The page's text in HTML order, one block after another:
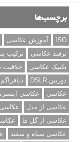
برچسب‌ها
ISO آموزش عکاسی
ترفند عکاسی
ترکیب
تکنیک عکاسی
دوربین DSLR
دیافراگم
عکاسی
عکاسی
عکاسی از مدل
عکاسی
عکاسی از گل ها
عکاسی سیاه و سفید